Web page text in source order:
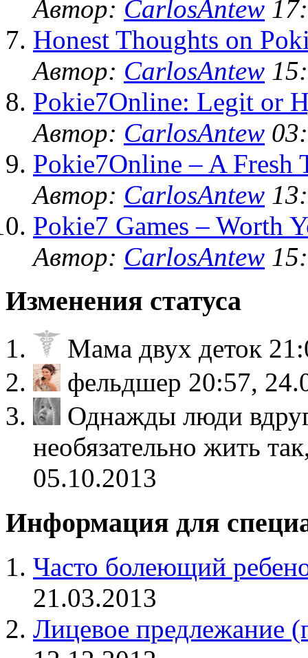
Автор: CarlosAntew
Honest Thoughts on
Автор: CarlosAntew
Pokie7Online: Legit or
Автор: CarlosAntew
Pokie7Online – A Fresh
Автор: CarlosAntew
Pokie7 Games – Worth
Автор: CarlosAntew
Изменения статуса
Мама двух деток
фельдшер 20:57,
Однажды люди
необязательно жить
05.10.2013
Информация для
Часто болеющий
21.03.2013
Лицевое предлежание